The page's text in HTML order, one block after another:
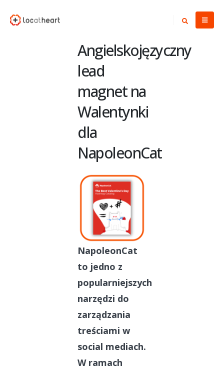
Angielskojęzyczny
lead
magnet na
Walentynki
dla
NapoleonCat
NapoleonCat
to jedno z
popularniejszych
narzędzi do
zarządzania
treściami w
social mediach.
W ramach